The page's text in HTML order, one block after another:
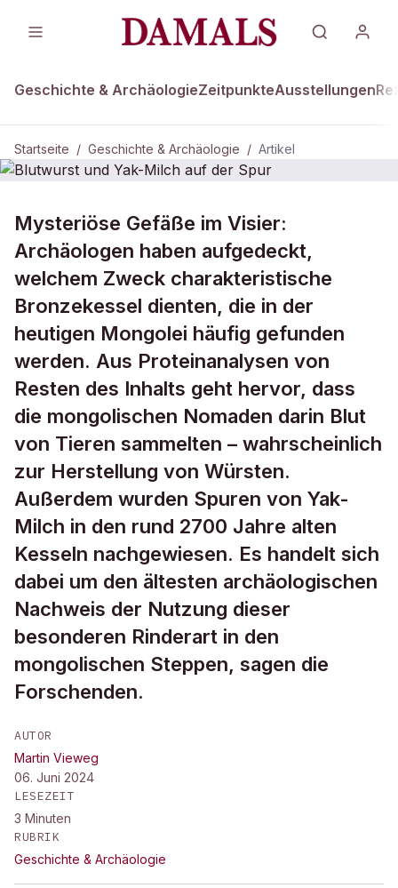
Geschichte & ArchäologieZeitpunkteAusstellungen
Startseite / Geschichte & Archäologie / Artikel
Blutwurst und Yak-Milch auf der
Spur
Mysteriöse Gefäße im Visier:
Archäologen haben aufgedeckt,
welchem Zweck charakteristische
Bronzekessel dienten, die in der
heutigen Mongolei häufig gefunden
werden. Aus Proteinanalysen von
Resten des Inhalts geht hervor, dass
die mongolischen Nomaden darin Blut
von Tieren sammelten – wahrscheinlich
zur Herstellung von Würsten.
Außerdem wurden Spuren von Yak-
Milch in den rund 2700 Jahre alten
Kesseln nachgewiesen. Es handelt sich
dabei um den ältesten archäologischen
Nachweis der Nutzung dieser
besonderen Rinderart in den
mongolischen Steppen, sagen die
Forschenden.
AUTOR
Martin Vieweg
06. Juni 2024
LESEZEIT
3 Minuten
RUBRIK
Geschichte & Archäologie